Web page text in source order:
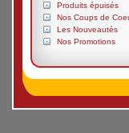
Produits épuisés
Nos Coups de
Les Nouveautés
Nos Promotions